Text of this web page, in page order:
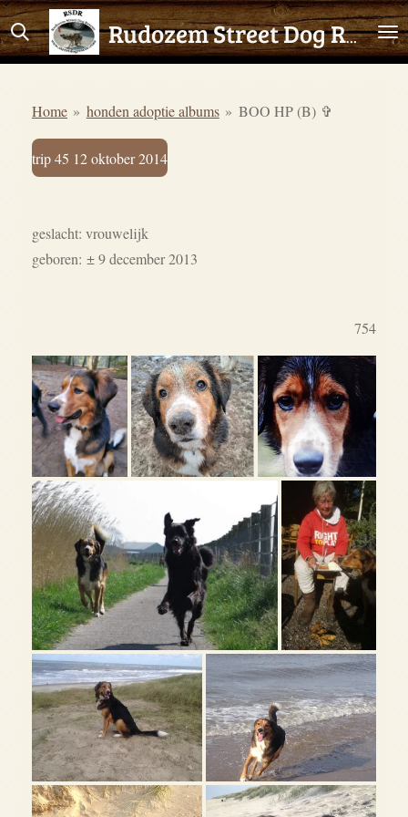
Ga
direct
hoofdinhoud
Rudozem Street Dog Rescue
Home » honden adoptie albums » BOO HP (B) ✞
trip 45 12 oktober 2014
geslacht: vrouwelijk
geboren: ± 9 december 2013
754